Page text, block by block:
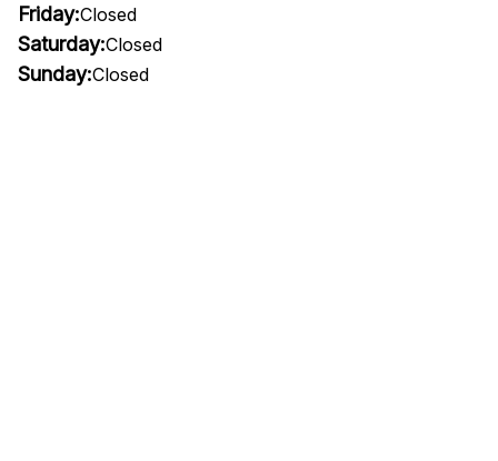
Friday:Closed
Saturday:Closed
Sunday:Closed